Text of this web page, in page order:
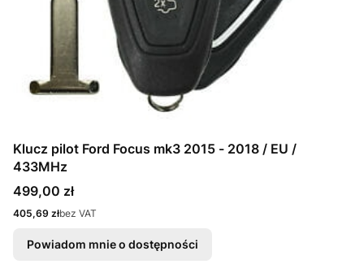
Klucz pilot Ford Focus mk3 2015 - 2018 / EU /
433MHz
Cena
499,00 zł
Cena
405,69 złbez VAT
Powiadom mnie o dostępności